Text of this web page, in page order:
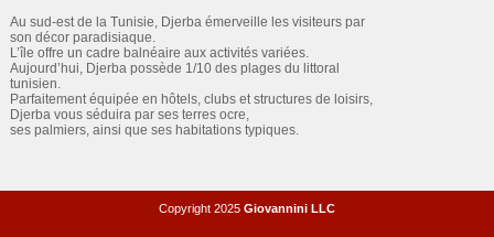
Au sud-est de la Tunisie, Djerba émerveille les visiteurs par
son décor paradisiaque.
L’île offre un cadre balnéaire aux activités variées.
Aujourd’hui, Djerba possède 1/10 des plages du littoral
tunisien.
Parfaitement équipée en hôtels, clubs et structures de loisirs,
Djerba vous séduira par ses terres ocre,
ses palmiers, ainsi que ses habitations typiques.
Copyright 2025 Giovannini LLC